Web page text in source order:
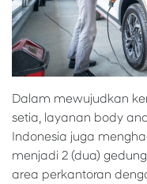
Dalam mewujudkan
setia, layanan body
Indonesia juga
menjadi 2 (dua)
area perkantoran